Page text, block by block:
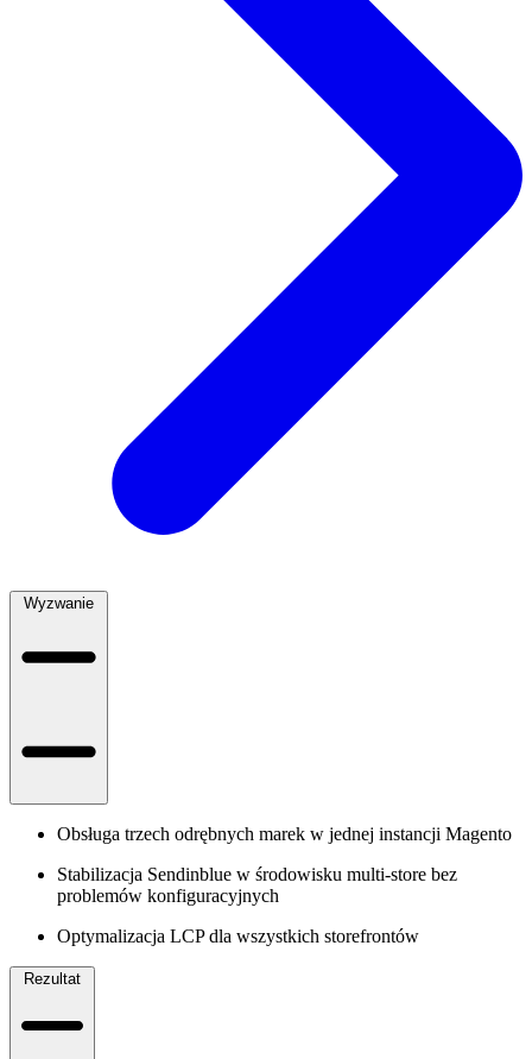
Wyzwanie
Obsługa trzech odrębnych marek w jednej instancji Magento
Stabilizacja Sendinblue w środowisku multi-store bez
problemów konfiguracyjnych
Optymalizacja LCP dla wszystkich storefrontów
Rezultat